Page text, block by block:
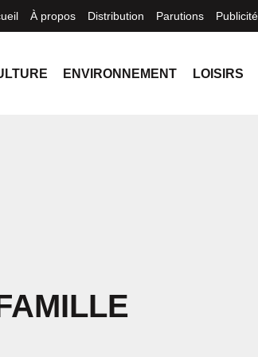
À propos Distribution Parutions Publicité
ENVIRONNEMENT LOISIRS